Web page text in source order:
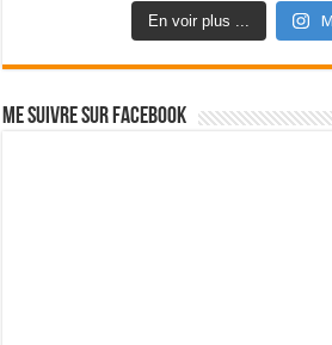
En voir plus ...
Me suivre sur Facebook